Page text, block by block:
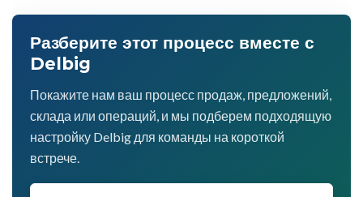
Разберите этот процесс вместе с
Delbig
Покажите нам ваш процесс продаж, предложений,
склада или операций, и мы подберем подходящую
настройку Delbig для команды на короткой
встрече.